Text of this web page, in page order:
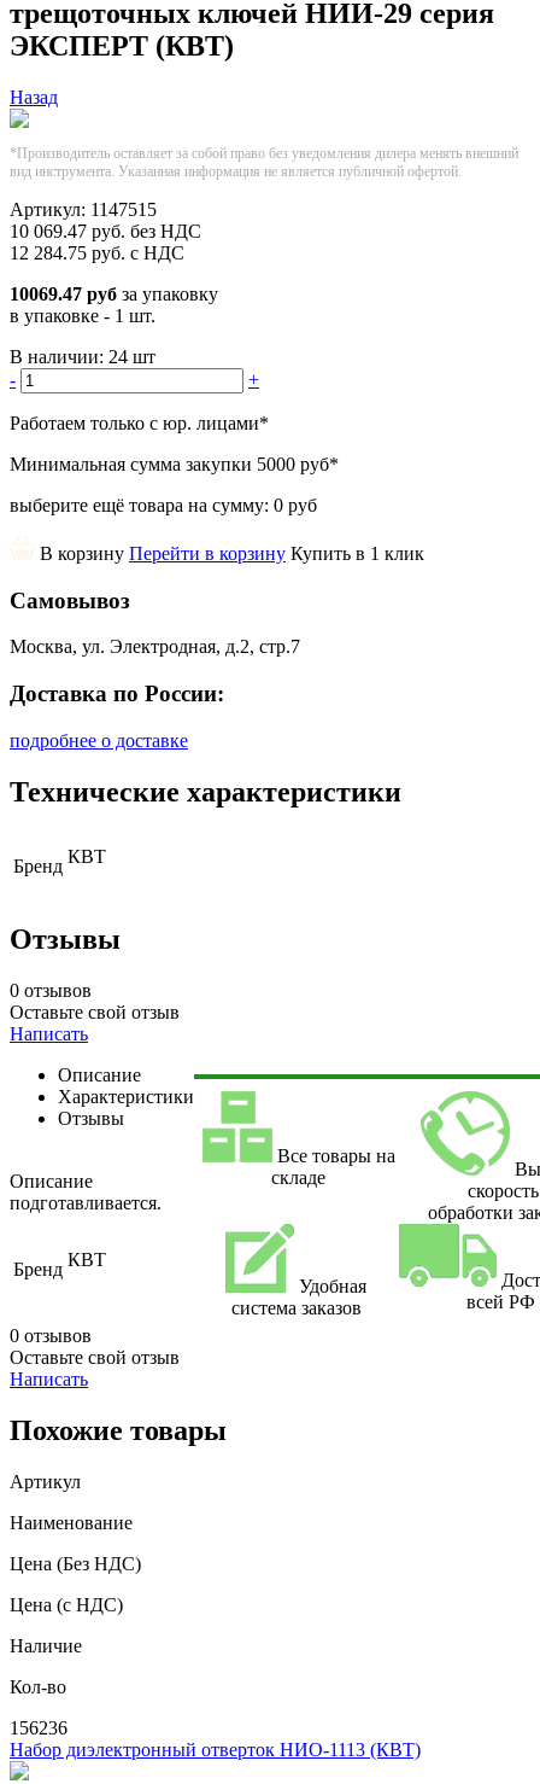
трещоточных ключей НИИ-29 серия
ЭКСПЕРТ (КВТ)
Назад
*Производитель оставляет за собой право без уведомления дилера менять внешний
вид инструмента. Указанная информация не является публичной офертой.
Артикул: 1147515
10 069.47 руб. без НДС
12 284.75 руб. с НДС
10069.47 руб за упаковку
в упаковке - 1 шт.
В наличии: 24 шт
-
+
Работаем только с юр. лицами*
Минимальная сумма закупки 5000 руб*
выберите ещё товара на сумму: 0 руб
В корзину Перейти в корзину Купить в 1 клик
Самовывоз
Москва, ул. Электродная, д.2, стр.7
Доставка по России:
подробнее о доставке
Технические характеристики
Бренд КВТ
Отзывы
0 отзывов
Оставьте свой отзыв
Написать
Описание
Характеристики
Отзывы
Описание
подготавливается.
Бренд КВТ
0 отзывов
Оставьте свой отзыв
Написать
Все товары на
складе
скорость
обработки
Удобная
система заказов
всей РФ
Похожие товары
Артикул
Наименование
Цена (Без НДС)
Цена (с НДС)
Наличие
Кол-во
156236
Набор диэлектронный отверток НИО-1113 (КВТ)